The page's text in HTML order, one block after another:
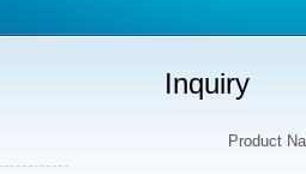
Inquiry
Product